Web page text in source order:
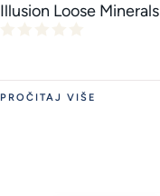
Illusion Loose Minerals
PROČITAJ VIŠE